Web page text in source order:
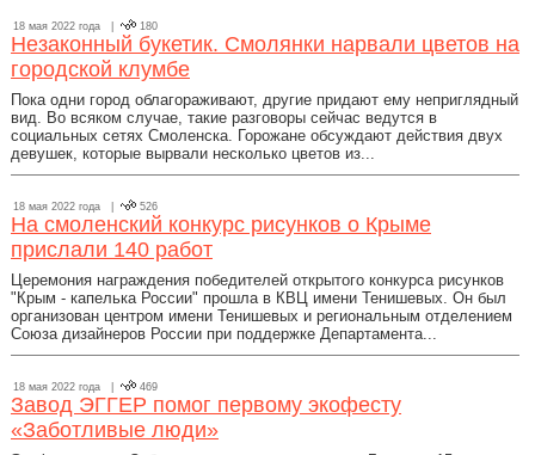
18 мая 2022 года | 180
Незаконный букетик. Смолянки нарвали цветов на
городской клумбе
Пока одни город облагораживают, другие придают ему неприглядный
вид. Во всяком случае, такие разговоры сейчас ведутся в
социальных сетях Смоленска. Горожане обсуждают действия двух
девушек, которые вырвали несколько цветов из...
18 мая 2022 года | 526
На смоленский конкурс рисунков о Крыме
прислали 140 работ
Церемония награждения победителей открытого конкурса рисунков
"Крым - капелька России" прошла в КВЦ имени Тенишевых. Он был
организован центром имени Тенишевых и региональным отделением
Союза дизайнеров России при поддержке Департамента...
18 мая 2022 года | 469
Завод ЭГГЕР помог первому экофесту
«Заботливые люди»